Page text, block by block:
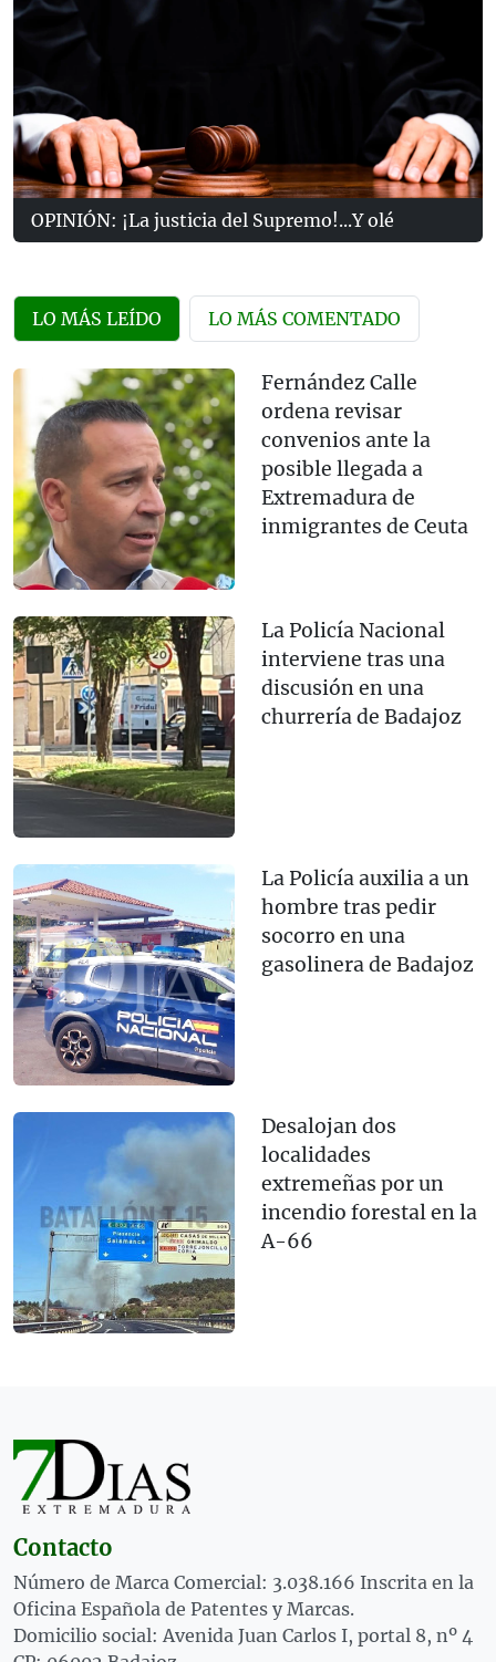
OPINIÓN: ¡La justicia del Supremo!...Y olé
LO MÁS LEÍDO LO MÁS COMENTADO
Fernández Calle
ordena revisar
convenios ante la
posible llegada a
Extremadura de
inmigrantes de Ceuta
La Policía Nacional
interviene tras una
discusión en una
churrería de Badajoz
La Policía auxilia a un
hombre tras pedir
socorro en una
gasolinera de Badajoz
Desalojan dos
localidades
extremeñas por un
incendio forestal en la
A-66
Contacto
Número de Marca Comercial: 3.038.166 Inscrita en la
Oficina Española de Patentes y Marcas.
Domicilio social: Avenida Juan Carlos I, portal 8, nº 4